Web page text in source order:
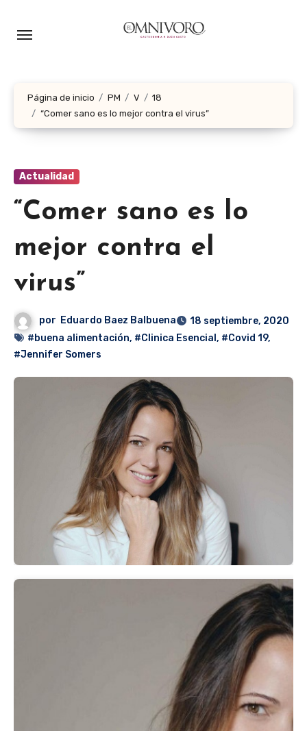
Página de inicio PM V
18
“Comer sano es lo mejor contra el virus”
Actualidad
“Comer sano es lo
mejor contra el
virus”
por Eduardo Baez Balbuena
18 septiembre, 2020
#buena alimentación, #Clinica Esencial , #Covid 19,
#Jennifer Somers